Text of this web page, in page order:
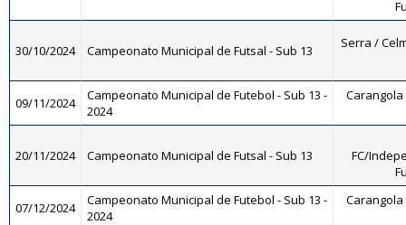
30/10/2024 Campeonato Municipal de Futsal - Sub 13 Serra /
09/11/2024
Campeonato Municipal de Futebol - Sub 13 -
2024
Carangola
20/11/2024 Campeonato Municipal de Futsal - Sub 13
FC/
07/12/2024
Campeonato Municipal de Futebol - Sub 13 -
2024
Carangola